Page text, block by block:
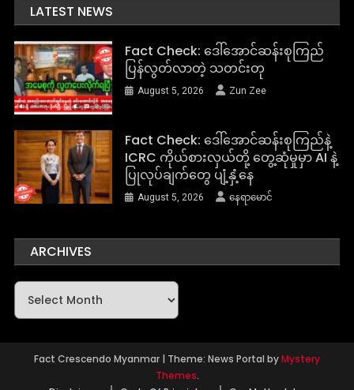
LATEST NEWS
Fact Check: ဒေါ်အောင်ဆန်းစုကြည်
ပြန်လွတ်လာတဲ့ သတင်းတု
August 5, 2026 Zun Zee
Fact Check: ဒေါ်အောင်ဆန်းစုကြည်နဲ့
ICRC ကိုယ်စားလှယ်တို့ တွေ့ဆုံမှုမှာ AI နဲ့
ပြုလုပ်ချက်တွေ ပျံ့နှံ့နေ
August 5, 2026 နေရာမောင်
ARCHIVES
Archives
Fact Crescendo Myanmar | Theme: News Portal byMystery
Themes.